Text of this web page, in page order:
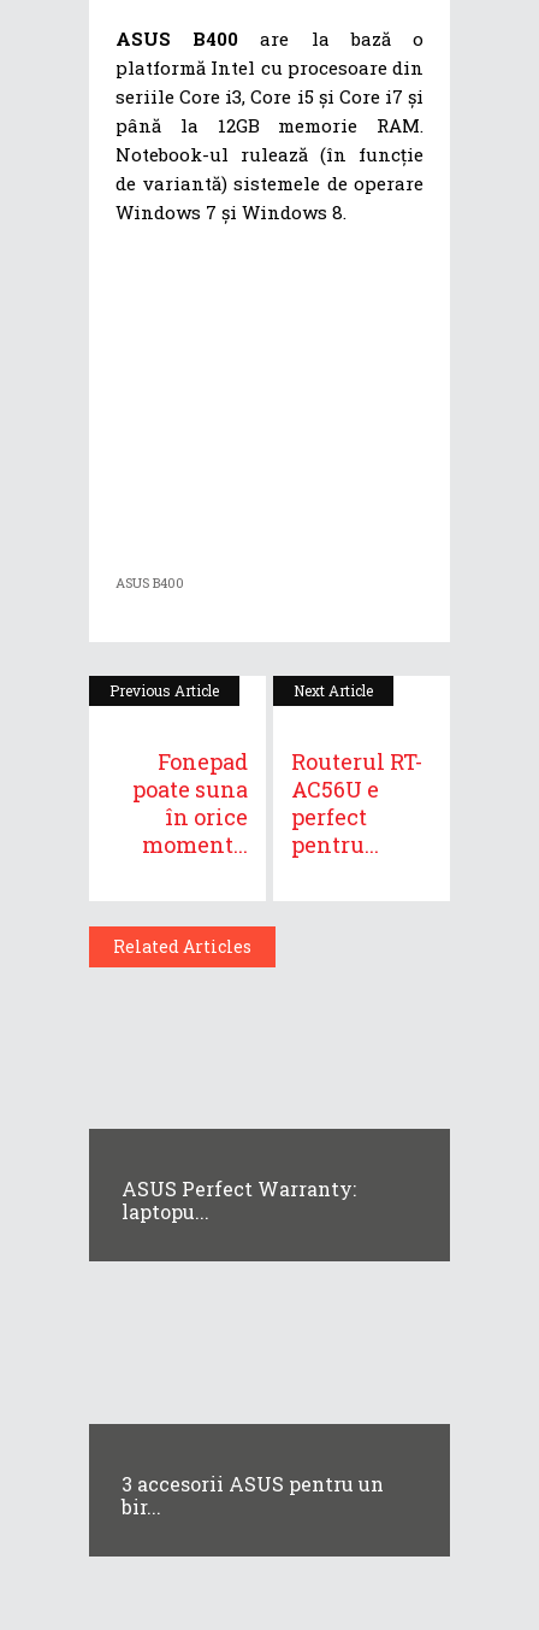
ASUS B400 are la bază o
platformă Intel cu procesoare din
seriile Core i3, Core i5 și Core i7 și
până la 12GB memorie RAM.
Notebook-ul rulează (în funcție
de variantă) sistemele de operare
Windows 7 și Windows 8.
ASUS B400
Previous Article
Fonepad
poate suna
în orice
moment...
Next Article
Routerul RT-
AC56U e
perfect
pentru...
Related Articles
ASUS Perfect Warranty:
laptopu...
3 accesorii ASUS pentru un
bir...